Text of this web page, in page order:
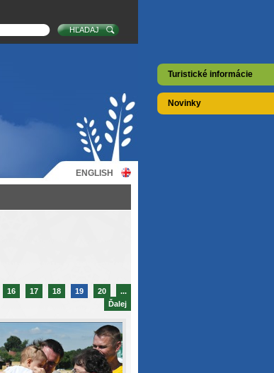
Turistické informácie
Novinky
ENGLISH
16 17 18 19 20
...
Ďalej